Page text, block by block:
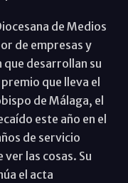
de Medios
de empresas y
desarrollan su
que lleva el
de Málaga, el
este año en el
de servicio
las cosas. Su
el acta